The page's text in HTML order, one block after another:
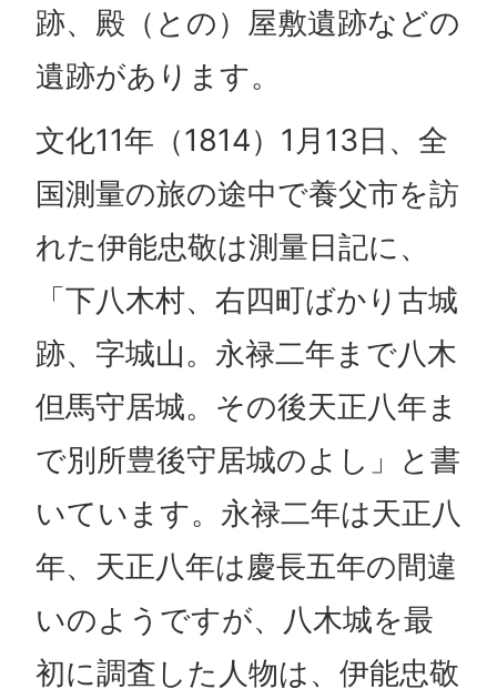
跡、殿（との）屋敷遺跡などの
遺跡があります。
文化11年（1814）1月13日、全
国測量の旅の途中で養父市を訪
れた伊能忠敬は測量日記に、
「下八木村、右四町ばかり古城
跡、字城山。永禄二年まで八木
但馬守居城。その後天正八年ま
で別所豊後守居城のよし」と書
いています。永禄二年は天正八
年、天正八年は慶長五年の間違
いのようですが、八木城を最
初に調査した人物は、伊能忠敬